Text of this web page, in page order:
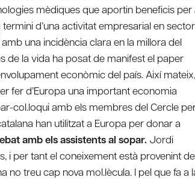
mèdiques que aportin beneficis per
d’una activitat empresarial en
una incidència clara en la millora del
de la vida ha posat de manifest el paper
econòmic del país. Així mateix,
fer d’Europa una important economia
col.loqui amb els membres del Cercle
han utilitzat a Europa per donar a
amb els assistents al sopar. Jordi
i per tant el coneixement està provenint de
treu cap nova mol.lècula. I pel que fa a